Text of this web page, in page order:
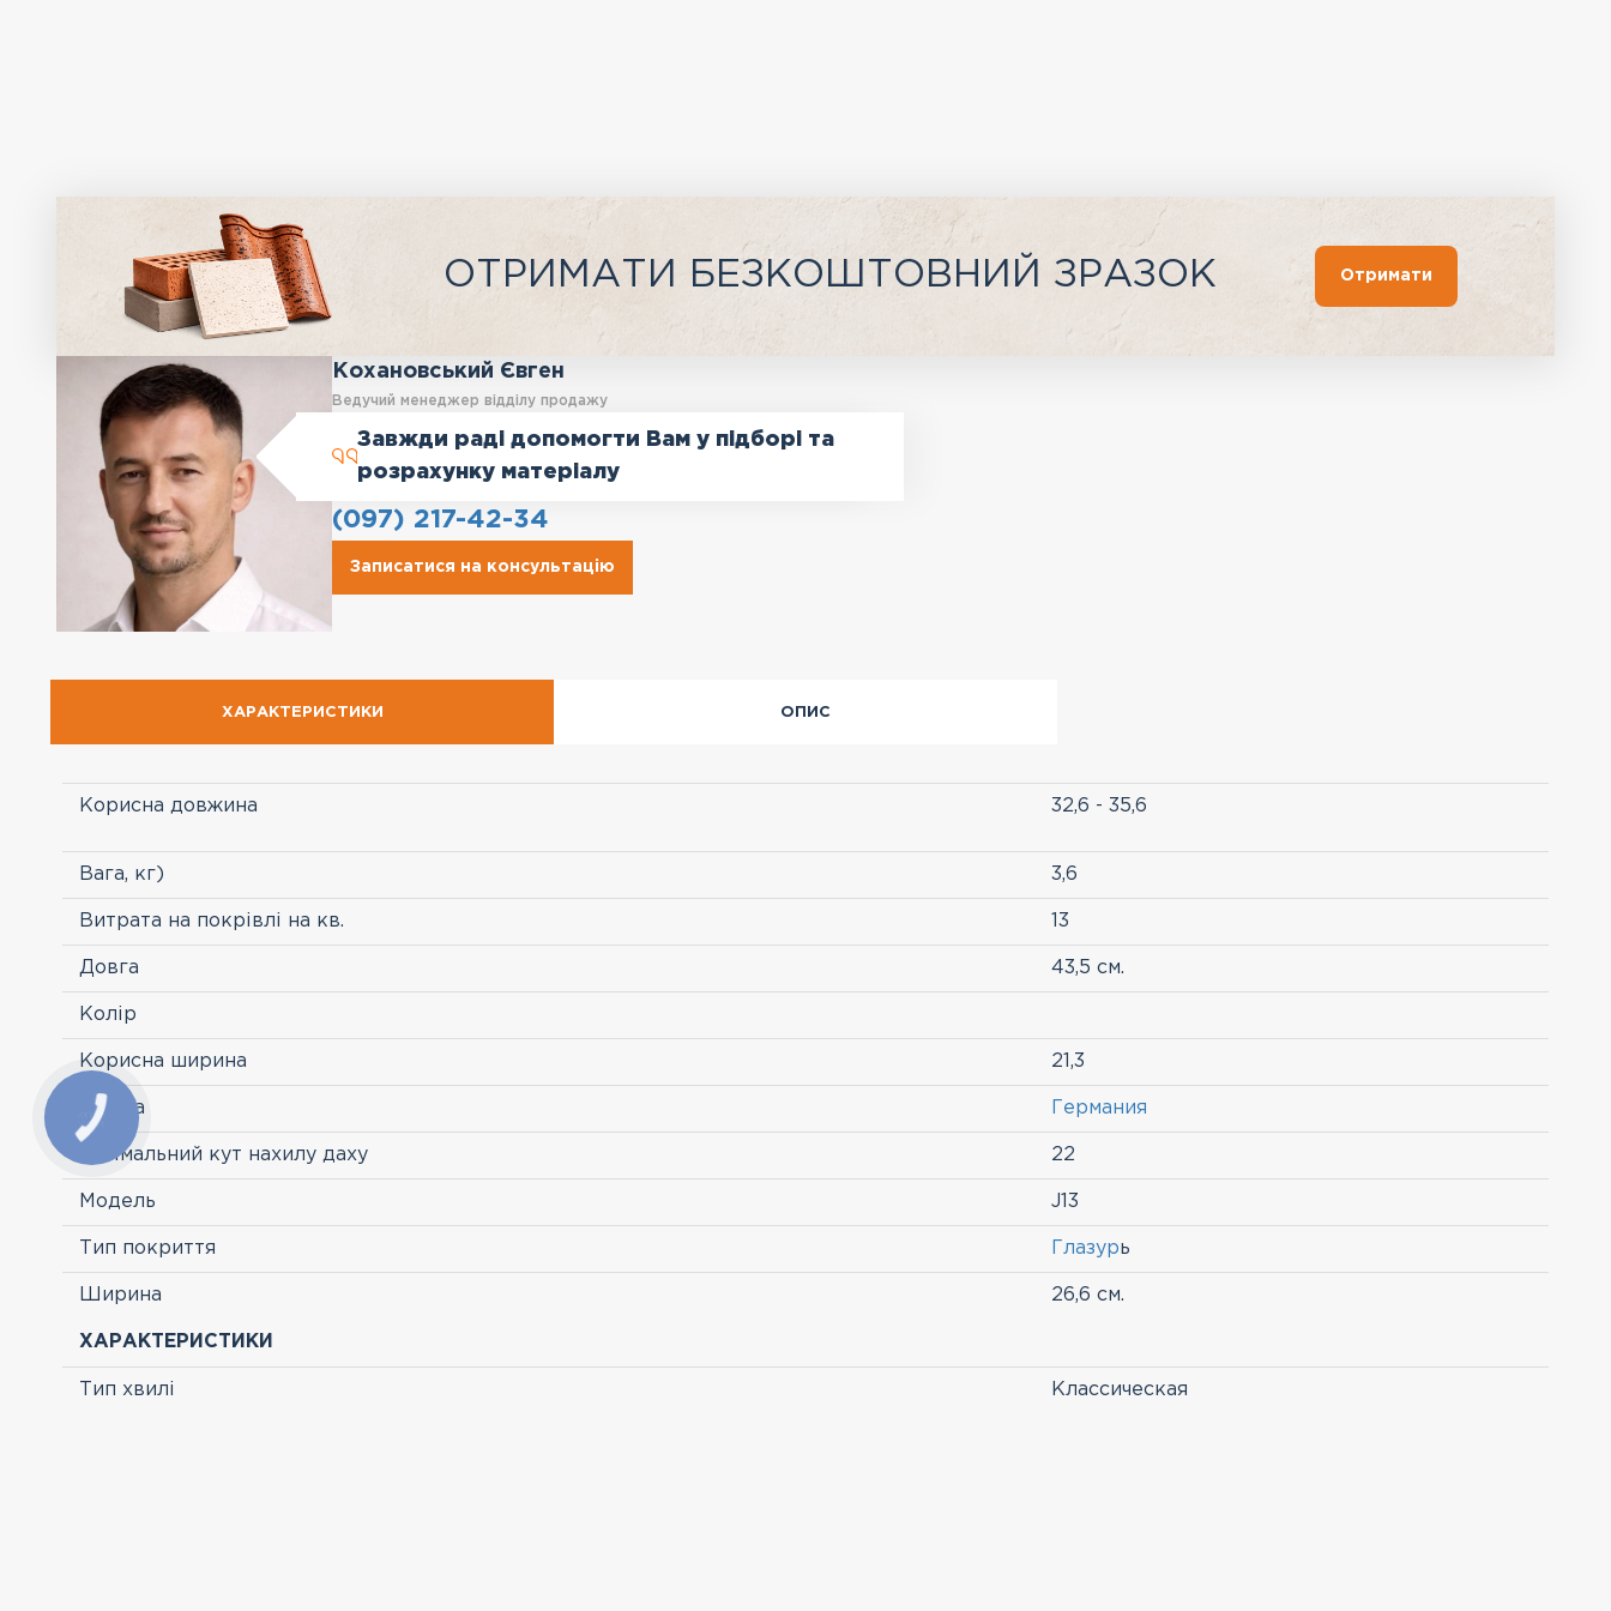
ОТРИМАТИ БЕЗКОШТОВНИЙ ЗРАЗОК Отримати
Кохановський Євген
Ведучий менеджер відділу продажу
Завжди раді допомогти Вам у підборі та
розрахунку матеріалу
(097) 217-42-34
Записатися на консультацію
ХАРАКТЕРИСТИКИ ОПИС
Корисна довжина 32,6 - 35,6
Вага, кг) 3,6
Витрата на покрівлі на кв. 13
Довга 43,5 см.
Колір
Корисна ширина 21,3
Країна Германия
Мінімальний кут нахилу даху 22
Модель J13
Тип покриття Глазурь
Ширина 26,6 см.
ХАРАКТЕРИСТИКИ
Тип хвилі Классическая